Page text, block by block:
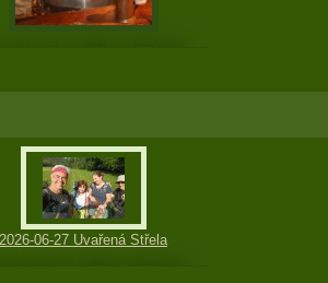
2026-06-27 Uvařená Střela